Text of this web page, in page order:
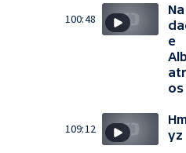
100:48
Na
e
atr
os
109:12
yz